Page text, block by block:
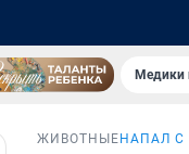
Медики
ЖИВОТНЫЕ НАПАЛ